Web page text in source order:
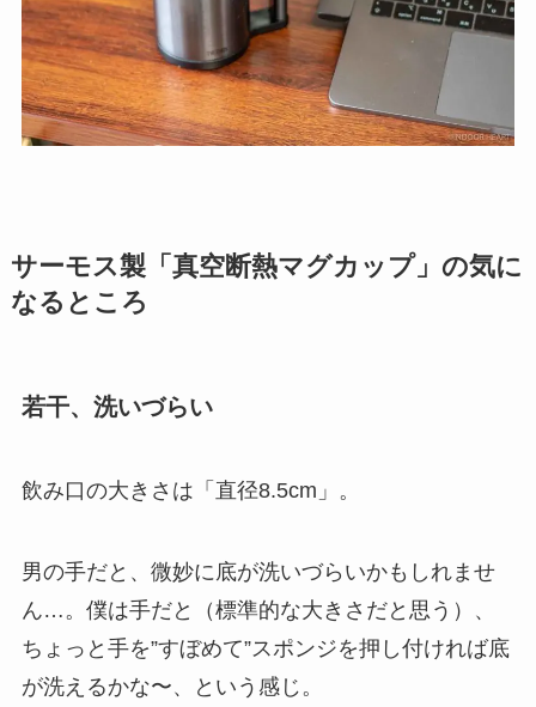
サーモス製「真空断熱マグカップ」の気に
なるところ
若干、洗いづらい
飲み口の大きさは「直径8.5cm」。
男の手だと、微妙に底が洗いづらいかもしれませ
ん…。僕は手だと（標準的な大きさだと思う）、
ちょっと手を”すぼめて”スポンジを押し付ければ底
が洗えるかな〜、という感じ。